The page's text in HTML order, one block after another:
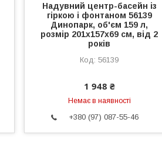
Надувний центр-басейн із
гіркою і фонтаном 56139
Динопарк, об'єм 159 л,
розмір 201x157x69 см, від 2
років
56139
1 948 ₴
Немає в наявності
+380 (97) 087-55-46